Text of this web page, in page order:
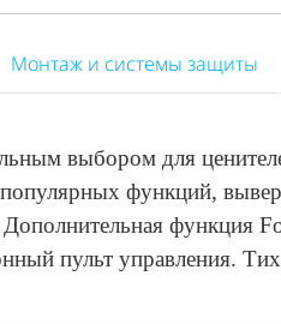
Монтаж и системы защиты
выбором для
функций,
функция
пульт управления.